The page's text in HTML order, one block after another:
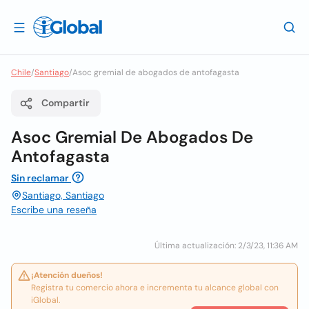
Chile/Santiago/Asoc gremial de abogados de antofagasta
Compartir
Asoc Gremial De Abogados De
Antofagasta
Sin reclamar
Santiago, Santiago
Escribe una reseña
Última actualización: 2/3/23, 11:36 AM
¡Atención dueños!
Registra tu comercio ahora e incrementa tu alcance global con
iGlobal.